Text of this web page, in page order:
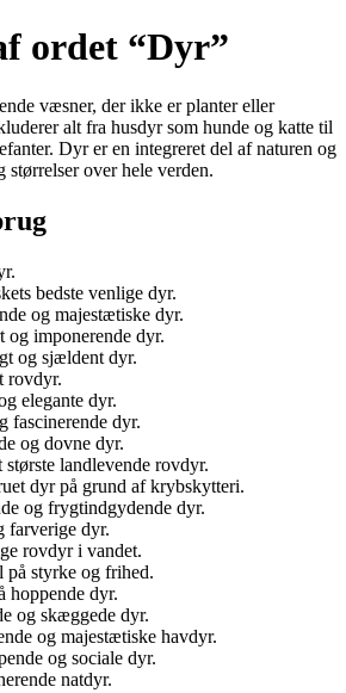
ordet “Dyr”
væsner, der ikke er planter eller
alt fra husdyr som hunde og katte til
Dyr er en integreret del af naturen og
over hele verden.
bedste venlige dyr.
og majestætiske dyr.
og imponerende dyr.
og sjældent dyr.
rovdyr.
elegante dyr.
fascinerende dyr.
og dovne dyr.
landlevende rovdyr.
dyr på grund af krybskytteri.
og frygtindgydende dyr.
farverige dyr.
rovdyr i vandet.
styrke og frihed.
hoppende dyr.
og skæggede dyr.
og majestætiske havdyr.
og sociale dyr.
natdyr.